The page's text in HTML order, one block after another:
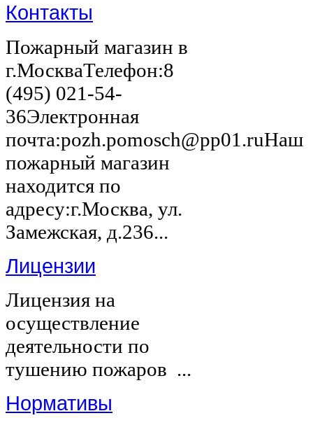
Контакты
Пожарный магазин в
г.МоскваТелефон:8
(495) 021-54-
36Электронная
почта:pozh.pomosch@pp01.ruНаш
пожарный магазин
находится по
адресу:г.Москва, ул.
Замежская, д.236...
Лицензии
Лицензия на
осуществление
деятельности по
тушению пожаров ...
Нормативы